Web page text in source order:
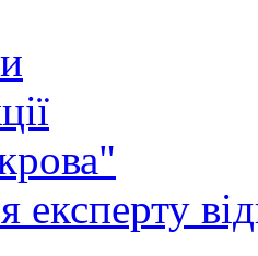
експерту